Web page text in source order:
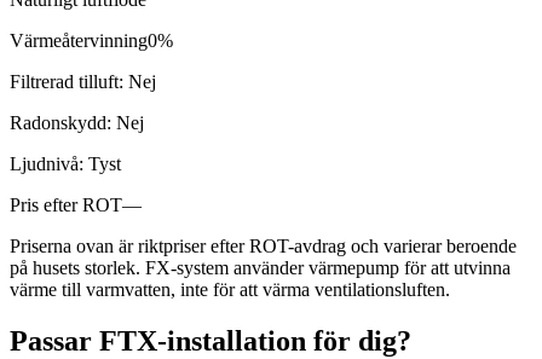
Värmeåtervinning0%
Filtrerad tilluft: Nej
Radonskydd: Nej
Ljudnivå: Tyst
Pris efter ROT—
Priserna ovan är riktpriser efter ROT-avdrag och varierar beroende
på husets storlek. FX-system använder värmepump för att utvinna
värme till varmvatten, inte för att värma ventilationsluften.
Passar FTX-installation för dig?